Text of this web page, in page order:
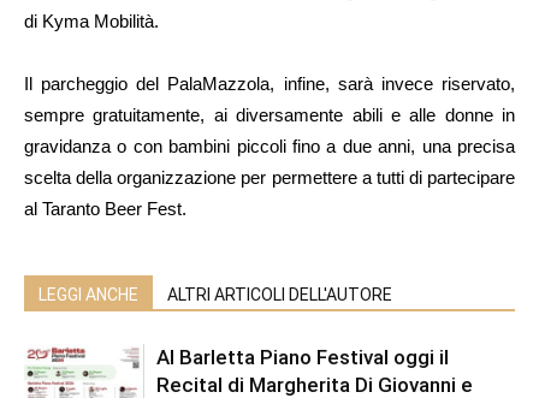
di Kyma Mobilità.
Il parcheggio del PalaMazzola, infine, sarà invece riservato,
sempre gratuitamente, ai diversamente abili e alle donne in
gravidanza o con bambini piccoli fino a due anni, una precisa
scelta della organizzazione per permettere a tutti di partecipare
al Taranto Beer Fest.
LEGGI ANCHE ALTRI ARTICOLI DELL'AUTORE
Al Barletta Piano Festival oggi il
Recital di Margherita Di Giovanni e